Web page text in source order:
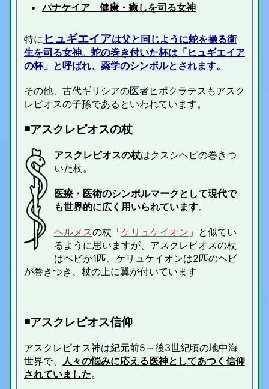
パナケイア 健康・癒しを司る女神
特に ヒュギエイアは父と同じように蛇を操る衛
生を司る女神。蛇の巻き付いた杯は「ヒュギエイア
の杯」と呼ばれ、薬学のシンボルとされます。
その他、古代ギリシアの医者ヒポクラテスもアスク
レピオスの子孫であるといわれています。
◾️アスクレピオスの杖
アスクレピオスの杖はクスシヘビの巻きつ
いた杖。
医療・医術のシンボルマークとして現代で
も世界的に広く用いられています。
ヘルメスの杖「ケリュケイオン 」と似てい
るように思いますが、アスクレピオスの杖
はヘビが1匹、ケリュケイオンは2匹のヘビ
が巻きつき、杖の上に翼が付いています
◾️アスクレピオス信仰
アスクレピオス神は紀元前5～後3世紀頃の地中海
世界で、
人々の悩みに応える医神としてあつく信仰
されていました。